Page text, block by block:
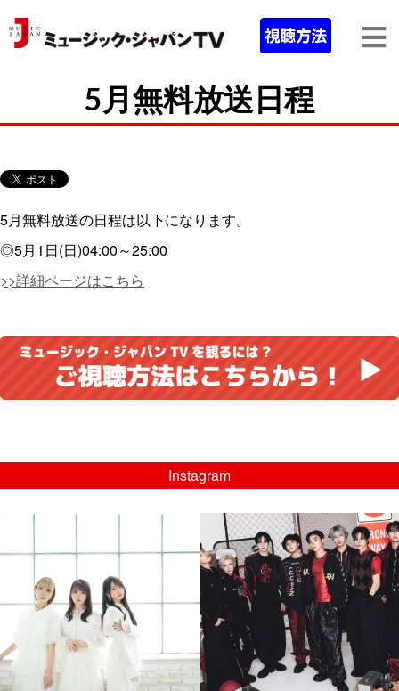
5月無料放送日程
5月無料放送の日程は以下になります。
◎5月1日(日)04:00～25:00
>>詳細ページはこちら
Instagram
...
8月 4
4 0
musicjapantv
💡08/05(水)23:00特番放送！
...
8月 4
4 0